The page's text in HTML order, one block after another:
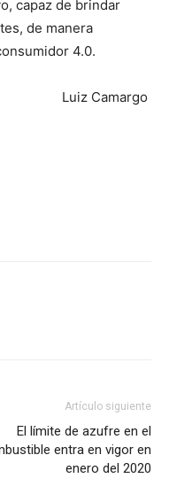
capaz de brindar
de manera
4.0.
Luiz Camargo
Artículo siguiente
El límite de azufre en el
entra en vigor en
enero del 2020